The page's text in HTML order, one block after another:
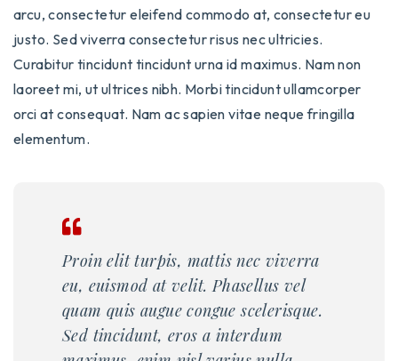
arcu, consectetur eleifend commodo at, consectetur eu
justo. Sed viverra consectetur risus nec ultricies.
Curabitur tincidunt tincidunt urna id maximus. Nam non
laoreet mi, ut ultrices nibh. Morbi tincidunt ullamcorper
orci at consequat. Nam ac sapien vitae neque fringilla
elementum.
Proin elit turpis, mattis nec viverra
eu, euismod at velit. Phasellus vel
quam quis augue congue scelerisque.
Sed tincidunt, eros a interdum